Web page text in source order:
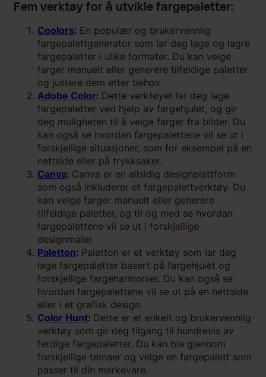
Fem verktøy for å utvikle fargepaletter:
Coolors: En populær og brukervennlig
fargepalettgenerator som lar deg lage og lagre
fargepaletter i ulike formater. Du kan velge
farger manuelt eller generere tilfeldige paletter
og justere dem etter behov.
Adobe Color: Dette verktøyet lar deg lage
fargepaletter ved hjelp av fargehjulet, og gir
deg muligheten til å velge farger fra bilder. Du
kan også se hvordan fargepalettene vil se ut i
forskjellige situasjoner, som for eksempel på en
nettside eller på trykksaker.
Canva: Canva er en allsidig designplattform
som også inkluderer et fargepalettverktøy. Du
kan velge farger manuelt eller generere
tilfeldige paletter, og til og med se hvordan
fargepalettene vil se ut i forskjellige
designmaler.
Paletton: Paletton er et verktøy som lar deg
lage fargepaletter basert på fargehjulet og
forskjellige fargeharmonier. Du kan også se
hvordan fargepalettene vil se ut på en nettside
eller i et grafisk design.
Color Hunt: Dette er et enkelt og brukervennlig
verktøy som gir deg tilgang til hundrevis av
ferdige fargepaletter. Du kan bla gjennom
forskjellige temaer og velge en fargepalett som
passer til din merkevare.